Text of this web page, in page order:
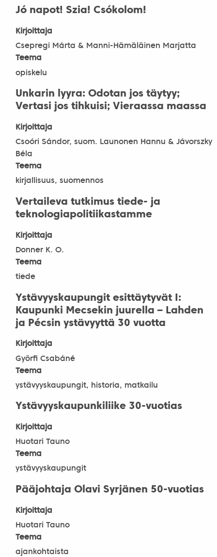
Jó napot! Szia! Csókolom!
Kirjoittaja
Csepregi Márta & Manni-Hämäläinen Marjatta
Teema
opiskelu
Unkarin lyyra: Odotan jos täytyy;
Vertasi jos tihkuisi; Vieraassa maassa
Kirjoittaja
Csoóri Sándor, suom. Launonen Hannu & Jávorszky
Béla
Teema
kirjallisuus, suomennos
Vertaileva tutkimus tiede- ja
teknologiapolitiikastamme
Kirjoittaja
Donner K. O.
Teema
tiede
Ystävyyskaupungit esittäytyvät I:
Kaupunki Mecsekin juurella – Lahden
ja Pécsin ystävyyttä 30 vuotta
Kirjoittaja
Györfi Csabáné
Teema
ystävyyskaupungit, historia, matkailu
Ystävyyskaupunkiliike 30-vuotias
Kirjoittaja
Huotari Tauno
Teema
ystävyyskaupungit
Pääjohtaja Olavi Syrjänen 50-vuotias
Kirjoittaja
Huotari Tauno
Teema
ajankohtaista